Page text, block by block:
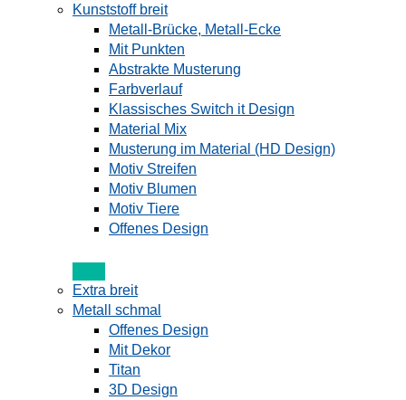
Kunststoff breit
Metall-Brücke, Metall-Ecke
Mit Punkten
Abstrakte Musterung
Farbverlauf
Klassisches Switch it Design
Material Mix
Musterung im Material (HD Design)
Motiv Streifen
Motiv Blumen
Motiv Tiere
Offenes Design
Extra breit
Metall schmal
Offenes Design
Mit Dekor
Titan
3D Design